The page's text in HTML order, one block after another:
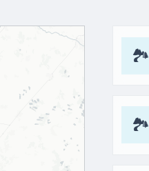
🏞
🏞